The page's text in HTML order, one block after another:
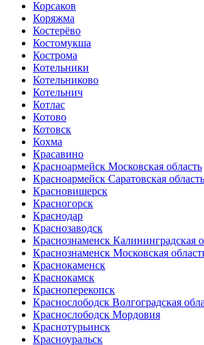
Корсаков
Коряжма
Костерёво
Костомукша
Кострома
Котельники
Котельниково
Котельнич
Котлас
Котово
Котовск
Кохма
Красавино
Красноармейск Московская область
Красноармейск Саратовская область
Красновишерск
Красногорск
Краснодар
Краснозаводск
Краснознаменск Калининградская
Краснознаменск Московская
Краснокаменск
Краснокамск
Красноперекопск
Краснослободск Волгоградская
Краснослободск Мордовия
Краснотурьинск
Красноуральск